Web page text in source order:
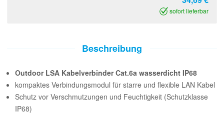
sofort lieferbar
Beschreibung
Outdoor LSA Kabelverbinder Cat.6a wasserdicht IP68
kompaktes Verbindungsmodul für starre und flexible LAN Kabel
Schutz vor Verschmutzungen und Feuchtigkeit (Schutzklasse
IP68)